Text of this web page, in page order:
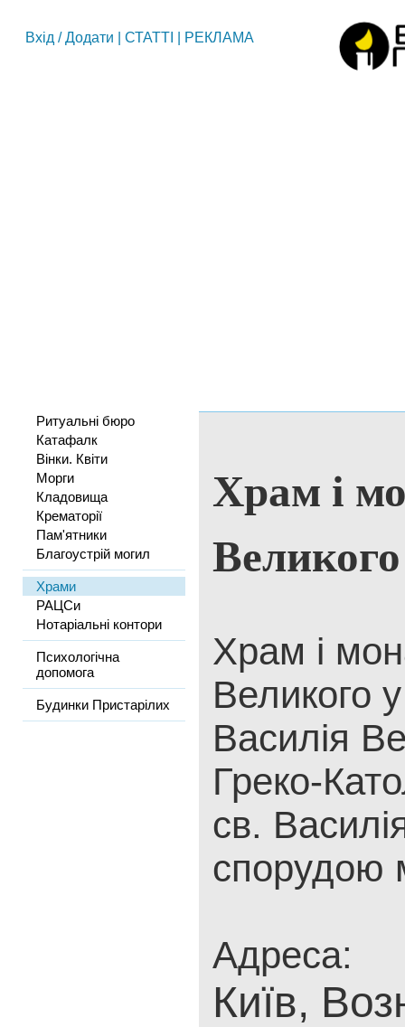
Вхід /Додати СТАТТІ РЕКЛАМА
Ритуальні бюро
Катафалк
Вінки. Квіти
Морги
Кладовища
Крематорії
Пам'ятники
Благоустрій могил
Храми
РАЦСи
Нотаріальні контори
Психологічна
допомога
Будинки Пристарілих
Храм і
Великого
Храм і
Великого
Василія
Греко-
св.
спорудою
Адреса:
Київ,